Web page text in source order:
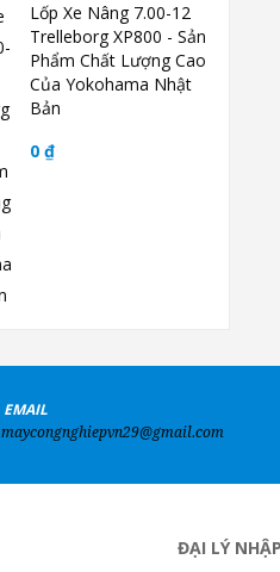
Lốp Xe Nâng 7.00-12
Trelleborg XP800 - Sản
Phẩm Chất Lượng Cao
Của Yokohama Nhật
Bản
0 ₫
EMAIL
maycongnghiepvn29@gmail.com
ĐẠI LÝ